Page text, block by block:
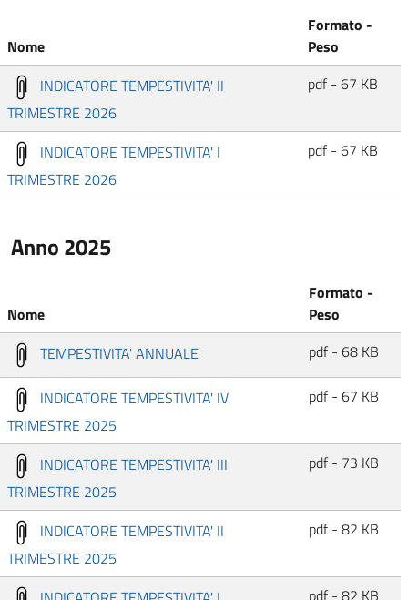
Nome
Formato -
Peso
INDICATORE TEMPESTIVITA' II
TRIMESTRE 2026
pdf - 67 KB
INDICATORE TEMPESTIVITA' I
TRIMESTRE 2026
pdf - 67 KB
Anno 2025
Nome
Formato -
Peso
TEMPESTIVITA' ANNUALE
pdf - 68 KB
INDICATORE TEMPESTIVITA' IV
TRIMESTRE 2025
pdf - 67 KB
INDICATORE TEMPESTIVITA' III
TRIMESTRE 2025
pdf - 73 KB
INDICATORE TEMPESTIVITA' II
TRIMESTRE 2025
pdf - 82 KB
pdf - 82 KB